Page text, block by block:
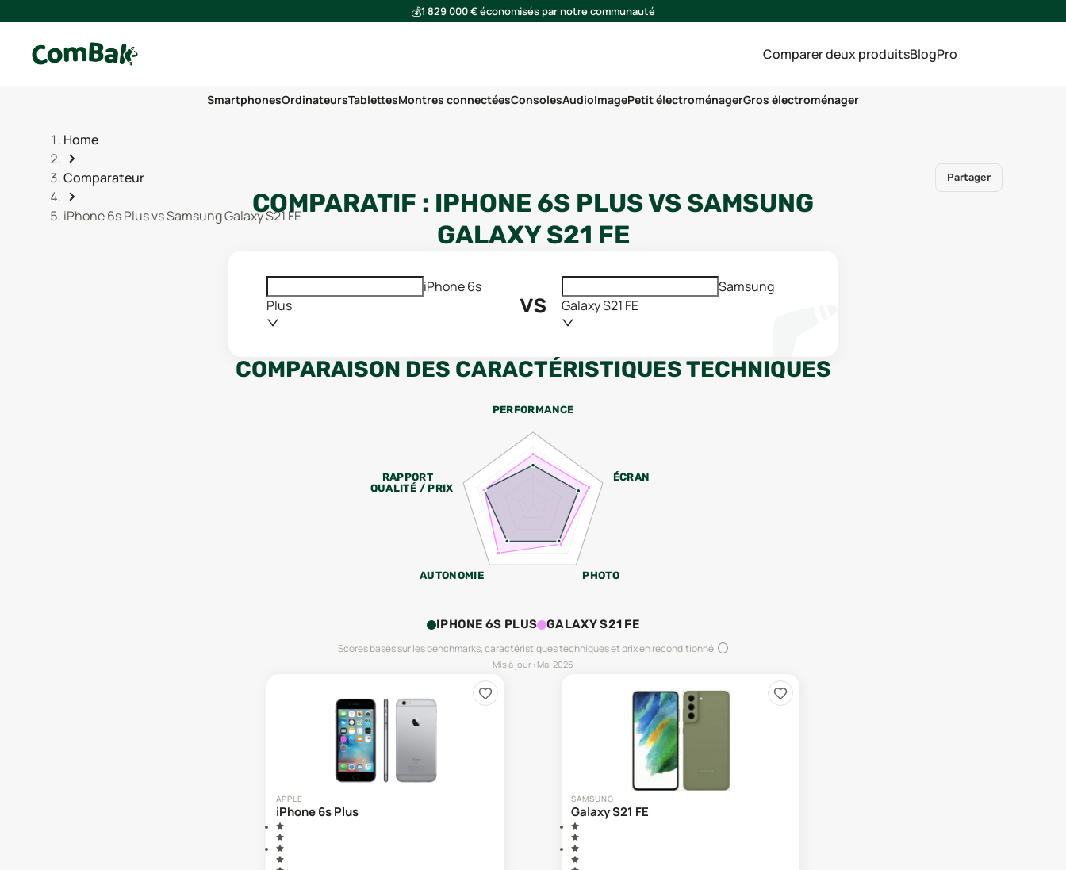
💰1 829 000 € économisés par notre communauté
Comparer deux produitsBlogPro
SmartphonesOrdinateursTablettesMontres connectéesConsolesAudioImagePetit électroménagerGros électroménager
Home
Comparateur
iPhone 6s Plus vs Samsung Galaxy S21 FE
Partager
COMPARATIF : IPHONE 6S PLUSVS SAMSUNG
GALAXY S21 FE
iPhone 6s
Plus
vs
Samsung
Galaxy S21 FE
COMPARAISON DES CARACTÉRISTIQUES TECHNIQUES
PERFORMANCE
ÉCRAN
PHOTO
AUTONOMIE
RAPPORT
QUALITÉ / PRIX
IPHONE 6S PLUS GALAXY S21 FE
Scores basés sur les benchmarks, caractéristiques techniques et prix en reconditionné.
Mis à jour : Mai 2026
APPLE
iPhone 6s Plus
SAMSUNG
Galaxy S21 FE